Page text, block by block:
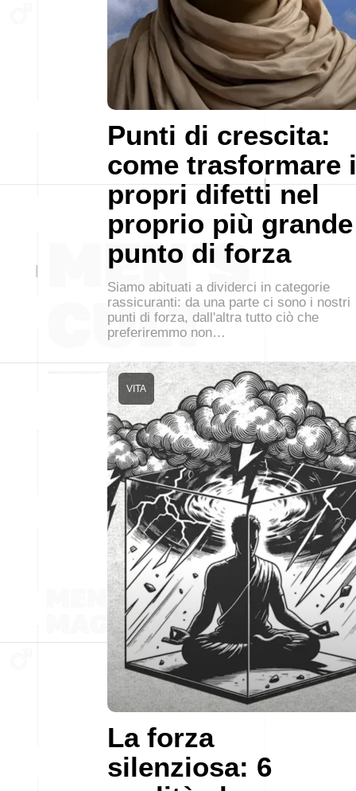
Punti di crescita:
come trasformare i
propri difetti nel
proprio più grande
punto di forza
Siamo abituati a dividerci in categorie
rassicuranti: da una parte ci sono i nostri
punti di forza, dall'altra tutto ciò che
preferiremmo non…
La forza
silenziosa: 6
VITA